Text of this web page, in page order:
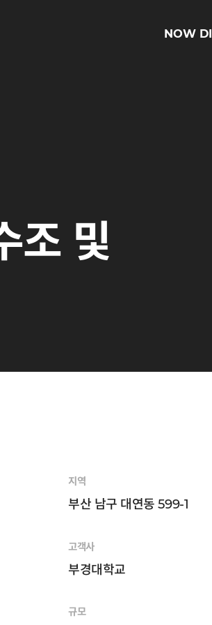
NOW DI
조 및
지역
부산 남구 대연동 599-1
고객사
부경대학교
규모